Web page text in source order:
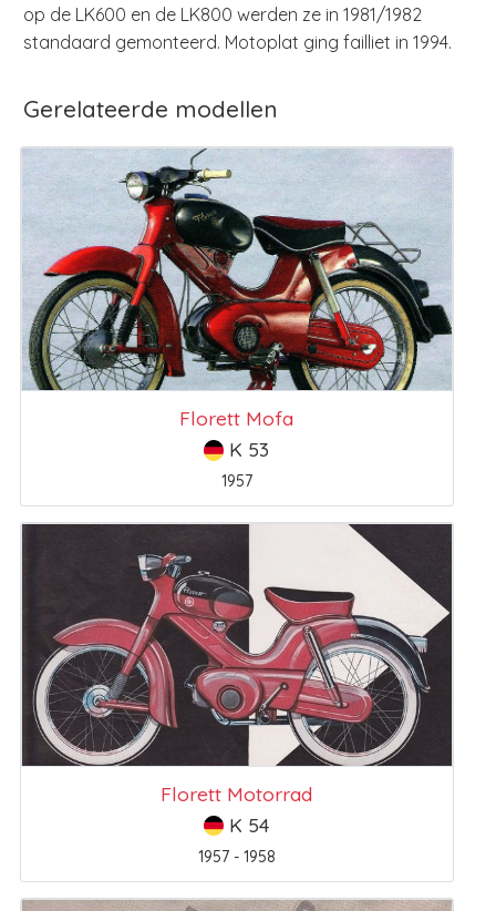
op de LK600 en de LK800 werden ze in 1981/1982
standaard gemonteerd. Motoplat ging failliet in 1994.
Gerelateerde modellen
Florett Mofa
K 53
1957
Florett Motorrad
K 54
1957 - 1958